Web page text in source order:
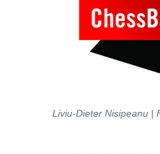
Liviu-Dieter Nisipeanu |